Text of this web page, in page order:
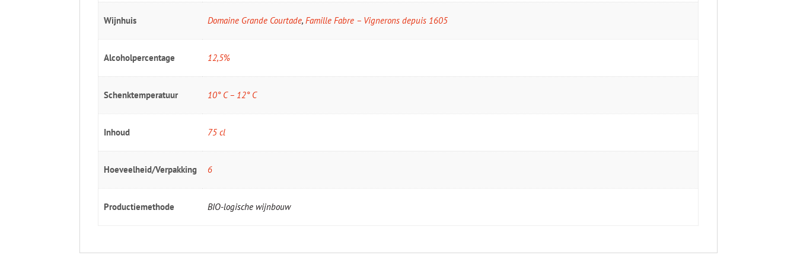
Wijnhuis Domaine Grande Courtade,Famille Fabre – Vignerons depuis 1605
Alcoholpercentage 12,5%
Schenktemperatuur 10° C – 12° C
Inhoud 75 cl
Hoeveelheid/Verpakking 6
Productiemethode BIO-logische wijnbouw